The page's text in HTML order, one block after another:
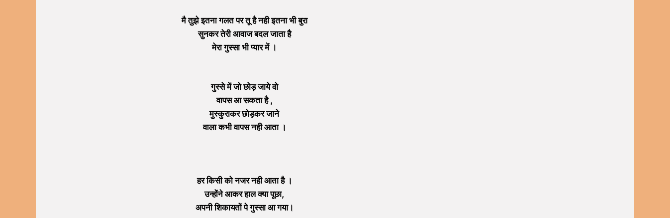
मै तुझे इतना गलत पर तू है नही इतना भी बुरा
सुनकर तेरी आवाज बदल जाता है
मेरा गुस्सा भी प्यार में ।
गुस्से में जो छोड़ जाये वो
वापस आ सकता है ,
मुस्कुराकर छोड़कर जाने
वाला कभी वापस नही आता ।
हर किसी को नजर नही आता है ।
उन्होंने आकर हाल क्या पूछा,
अपनी शिकायतों पे गुस्सा आ गया।